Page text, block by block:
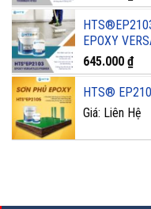
EPOXY
645.000 ₫
HTS®
Giá: Liên Hệ